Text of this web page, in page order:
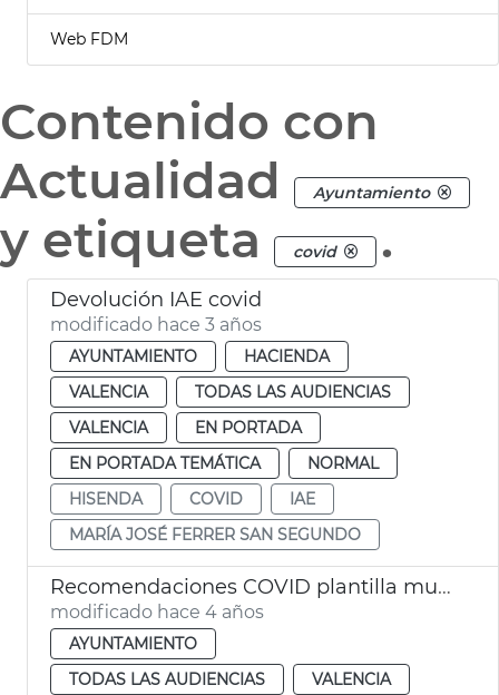
Web FDM
Contenido con
Actualidad
Ayuntamiento
y etiqueta covid .
Devolución IAE covid
modificado hace 3 años
AYUNTAMIENTO
HACIENDA
VALENCIA
TODAS LAS AUDIENCIAS
VALENCIA
EN PORTADA
EN PORTADA TEMÁTICA
NORMAL
HISENDA
COVID
IAE
MARÍA JOSÉ FERRER SAN SEGUNDO
Recomendaciones COVID plantilla municipal
modificado hace 4 años
AYUNTAMIENTO
TODAS LAS AUDIENCIAS
VALENCIA